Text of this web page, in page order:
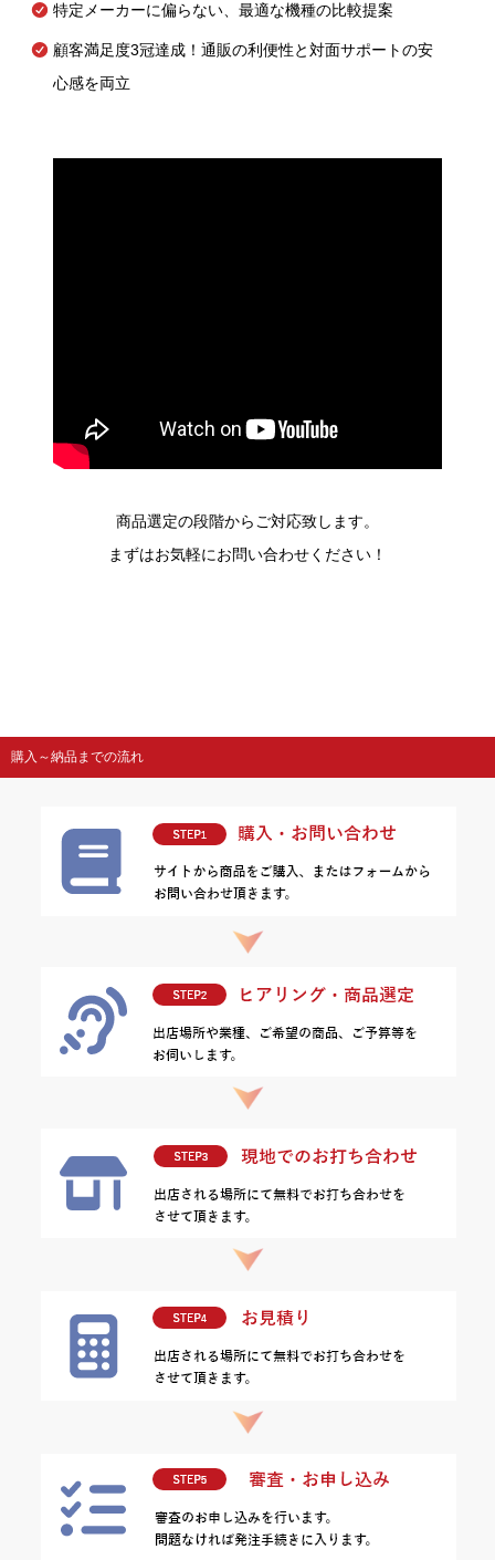
特定メーカーに偏らない、最適な機種の比較提案
顧客満足度3冠達成！通販の利便性と対面サポートの安
心感を両立
商品選定の段階からご対応致します。
まずはお気軽にお問い合わせください！
購入～納品までの流れ